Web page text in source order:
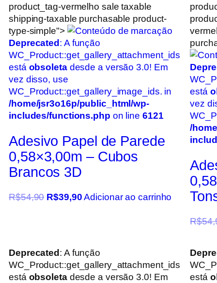
product_tag-vermelho sale taxable
shipping-taxable purchasable product-
type-simple">
Deprecated : A função
WC_Product::get_gallery_attachment_ids
está obsoletadesde a versão 3.0! Em
vez disso, use
WC_Product::get_gallery_image_ids. in
/home/jsr3o16p/public_html/wp-
includes/functions.php on line 6121
Adesivo Papel de Parede
0,58×3,00m – Cubos
Brancos 3D
R$54,90 R$39,90 Adicionar ao carrinho
está
vez
/
R$
Deprecated : A função
WC_Product::get_gallery_attachment_ids
está obsoletadesde a versão 3.0! Em
está